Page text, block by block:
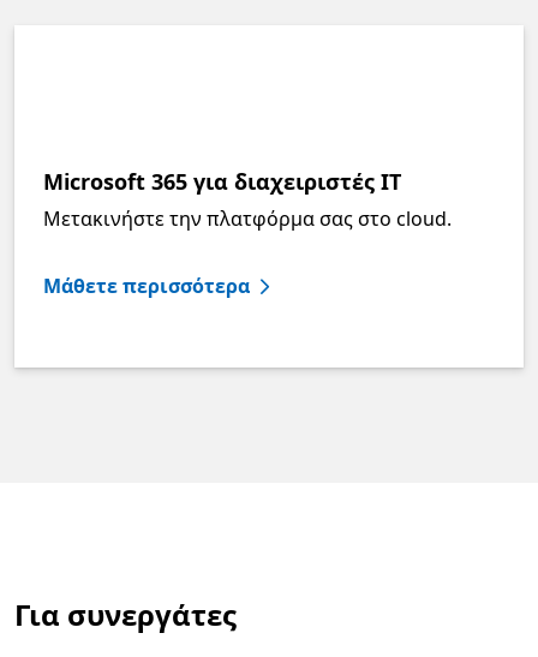
Microsoft 365 για διαχειριστές IT
Μετακινήστε την πλατφόρμα σας στο cloud.
Μάθετε περισσότερα
Για συνεργάτες